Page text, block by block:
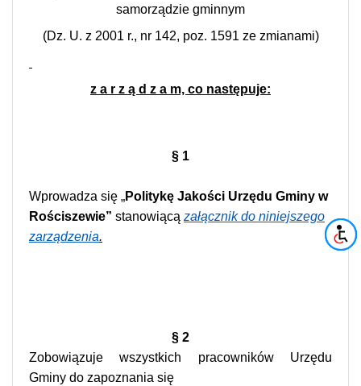
samorządzie gminnym
(Dz. U. z 2001 r., nr 142, poz. 1591 ze zmianami)
z a r z ą d z a m, co następuje:
§ 1
Wprowadza się „Politykę Jakości Urzędu Gminy w
Rościszewie” stanowiącą załącznik do niniejszego
zarządzenia.
§ 2
Zobowiązuje wszystkich pracowników Urzędu
Gminy do zapoznania się